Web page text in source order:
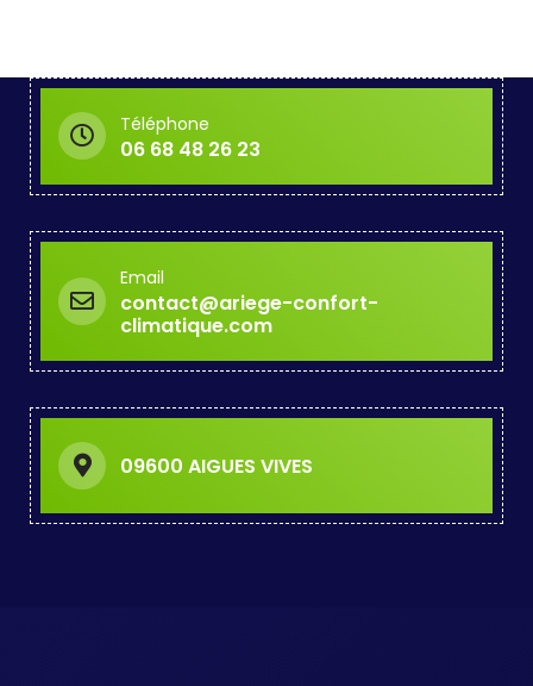
Téléphone
06 68 48 26 23
Email
contact@ariege-confort-
climatique.com
09600 AIGUES VIVES